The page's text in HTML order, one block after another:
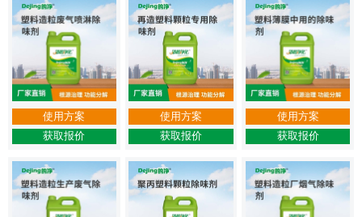
使用方案
获取报价
使用方案
获取报价
使用方案
获取报价